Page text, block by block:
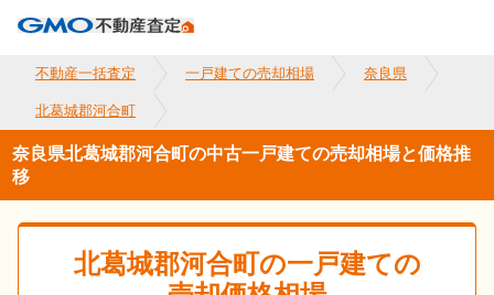
不動産一括査定 一戸建ての売却相場 奈良県
北葛城郡河合町
奈良県北葛城郡河合町の中古一戸建ての売却相場と価格推
移
北葛城郡河合町の一戸建ての